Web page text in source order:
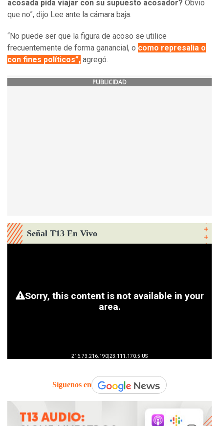
acosada pida viajar con su supuesto acosador? Obvio
que no”, dijo Lee ante la cámara baja.
“No puede ser que la figura de acoso se utilice
frecuentemente de forma ganancial, o como represalia o
con fines políticos”, agregó.
PUBLICIDAD
Señal T13 En Vivo
Síguenos en